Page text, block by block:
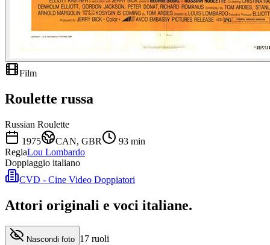
Film
Roulette russa
Russian Roulette
1975
CAN, GBR 93 min
RegiaLou Lombardo
Doppiaggio italiano
CVD - Cine Video Doppiatori
Attori originali e voci italiane.
Nascondi foto 17 ruoli